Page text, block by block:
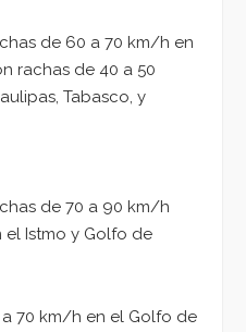
de 60 a 70 km/h en
rachas de 40 a 50
Tabasco, y
de 70 a 90 km/h
el Istmo y Golfo de
70 km/h en el Golfo de